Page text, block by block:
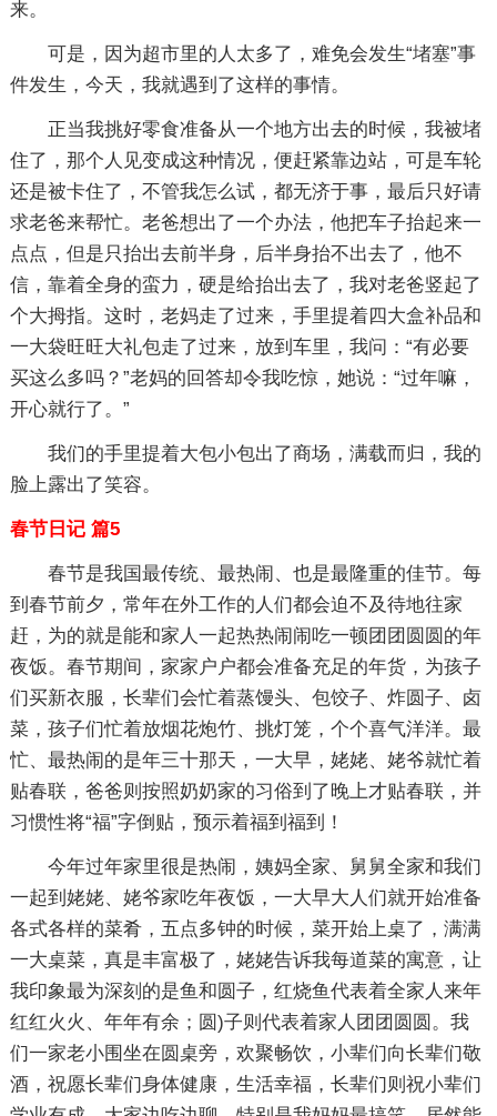
来。
可是，因为超市里的人太多了，难免会发生“堵塞”事
件发生，今天，我就遇到了这样的事情。
正当我挑好零食准备从一个地方出去的时候，我被堵
住了，那个人见变成这种情况，便赶紧靠边站，可是车轮
还是被卡住了，不管我怎么试，都无济于事，最后只好请
求老爸来帮忙。老爸想出了一个办法，他把车子抬起来一
点点，但是只抬出去前半身，后半身抬不出去了，他不
信，靠着全身的蛮力，硬是给抬出去了，我对老爸竖起了
个大拇指。这时，老妈走了过来，手里提着四大盒补品和
一大袋旺旺大礼包走了过来，放到车里，我问：“有必要
买这么多吗？”老妈的回答却令我吃惊，她说：“过年嘛，
开心就行了。”
我们的手里提着大包小包出了商场，满载而归，我的
脸上露出了笑容。
春节日记 篇5
春节是我国最传统、最热闹、也是最隆重的佳节。每
到春节前夕，常年在外工作的人们都会迫不及待地往家
赶，为的就是能和家人一起热热闹闹吃一顿团团圆圆的年
夜饭。春节期间，家家户户都会准备充足的年货，为孩子
们买新衣服，长辈们会忙着蒸馒头、包饺子、炸圆子、卤
菜，孩子们忙着放烟花炮竹、挑灯笼，个个喜气洋洋。最
忙、最热闹的是年三十那天，一大早，姥姥、姥爷就忙着
贴春联，爸爸则按照奶奶家的习俗到了晚上才贴春联，并
习惯性将“福”字倒贴，预示着福到福到！
今年过年家里很是热闹，姨妈全家、舅舅全家和我们
一起到姥姥、姥爷家吃年夜饭，一大早大人们就开始准备
各式各样的菜肴，五点多钟的时候，菜开始上桌了，满满
一大桌菜，真是丰富极了，姥姥告诉我每道菜的寓意，让
我印象最为深刻的是鱼和圆子，红烧鱼代表着全家人来年
红红火火、年年有余；圆)子则代表着家人团团圆圆。我
们一家老小围坐在圆桌旁，欢聚畅饮，小辈们向长辈们敬
酒，祝愿长辈们身体健康，生活幸福，长辈们则祝小辈们